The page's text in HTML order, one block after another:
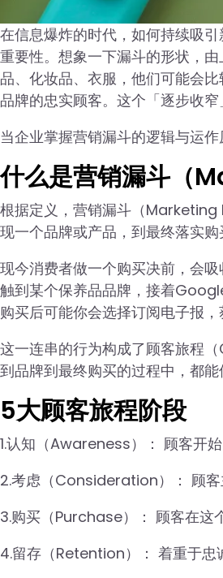
在信息爆炸的时代，如何持续吸
重要性。想象一下漏斗的形状，
品、化妆品、衣服，他们可能会
品牌的忠实顾客。这个「逐步收窄
当企业掌握营销漏斗的逻辑与运
什么是营销漏斗（
根据定义，营销漏斗（
现一个品牌或产品，到最终落实购
现今消费者做一个购买决前，会
触到某个保养品品牌，接着
购买后可能你会选择订阅电子报，
这一连串的行为构成了顾客旅程
到品牌到最终购买的过程中，都能
5大顾客旅程阶段
1.认知（Awareness）： 顾客开
2.考虑（Consideration）： 顾客
3.购买（Purchase）： 顾客在这
4.留存（Retention）： 着重于忠